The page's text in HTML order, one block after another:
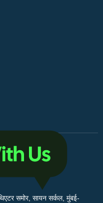
समोर, सायन सर्कल, मुंबई-